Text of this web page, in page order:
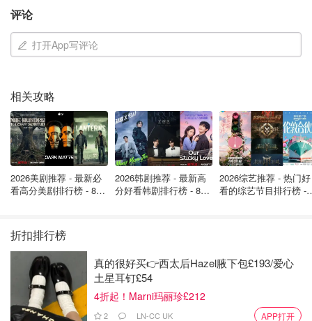
图片来自于@ Google，版权属于原作者
种穿着华服珠宝的人们在精致的房间里生活，电影的每一帧
都像油画一般美丽。18世纪的法国服饰是典型的
可可风格，玛丽的每一套衣服都值得观赏，喜欢洛丽塔风格
和文化的姐妹们，应该会特别喜欢！
评论
打开App写评论
相关攻略
2026美剧推荐 - 最新必
看高分美剧排行榜 - 8月
2026韩剧推荐 - 最新高
分好看韩剧排行榜 - 8月
2026综艺推荐 - 热门好
看的综艺节目排行榜 -
折扣排行榜
真的很好买👉西太后Hazel腋下包£193/爱心
土星耳钉£54
4折起！Marni玛丽珍£212
2 LN-CC UK APP打开